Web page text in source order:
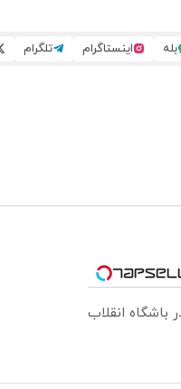
بله اینستاگرام تلگرام